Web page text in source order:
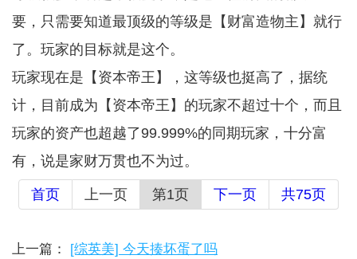
要，只需要知道最顶级的等级是【财富造物主】就行
了。玩家的目标就是这个。
玩家现在是【资本帝王】，这等级也挺高了，据统
计，目前成为【资本帝王】的玩家不超过十个，而且
玩家的资产也超越了99.999%的同期玩家，十分富
有，说是家财万贯也不为过。
首页 上一页 第1页 下一页 共75页
上一篇： [综英美] 今天揍坏蛋了吗